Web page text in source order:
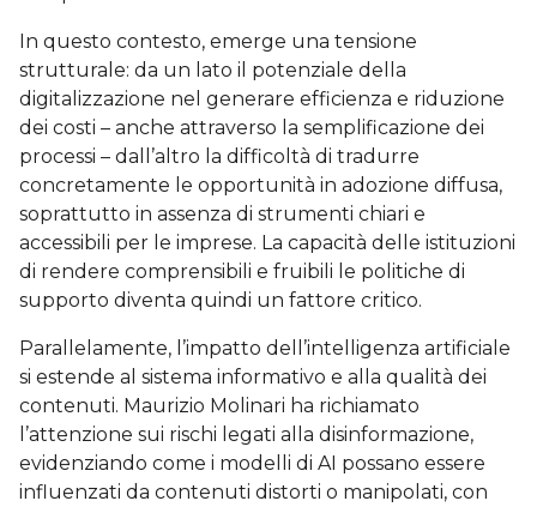
In questo contesto, emerge una tensione
strutturale: da un lato il potenziale della
digitalizzazione nel generare efficienza e riduzione
dei costi – anche attraverso la semplificazione dei
processi – dall’altro la difficoltà di tradurre
concretamente le opportunità in adozione diffusa,
soprattutto in assenza di strumenti chiari e
accessibili per le imprese. La capacità delle istituzioni
di rendere comprensibili e fruibili le politiche di
supporto diventa quindi un fattore critico.
Parallelamente, l’impatto dell’intelligenza artificiale
si estende al sistema informativo e alla qualità dei
contenuti. Maurizio Molinari ha richiamato
l’attenzione sui rischi legati alla disinformazione,
evidenziando come i modelli di AI possano essere
influenzati da contenuti distorti o manipolati, con